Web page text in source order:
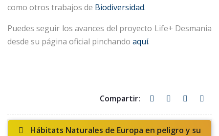
como otros trabajos de Biodiversidad.
Puedes seguir los avances del proyecto Life+ Desmania
desde su página oficial pinchando aquí.
Hábitats Naturales de Europa en peligro y su